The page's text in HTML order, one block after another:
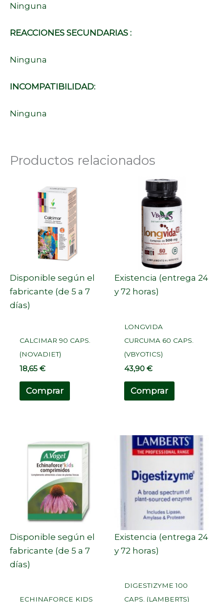
Ninguna
REACCIONES SECUNDARIAS :
Ninguna
INCOMPATIBILIDAD:
Ninguna
Productos relacionados
Disponible según el
fabricante (de 5 a 7
días)
CALCIMAR 90 CAPS.
(NOVADIET)
18,65€
Comprar
Existencia (entrega 24
y 72 horas)
LONGVIDA
CURCUMA 60 CAPS.
(VBYOTICS)
43,90€
Comprar
Disponible según el
fabricante (de 5 a 7
días)
ECHINAFORCE KIDS
Existencia (entrega 24
y 72 horas)
DIGESTIZYME 100
CAPS. (LAMBERTS)